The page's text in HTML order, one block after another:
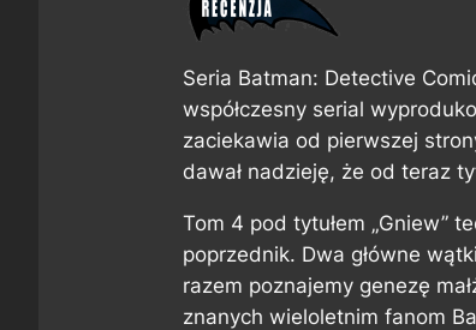
Seria Batman: Detective
współczesny serial
zaciekawia od pierwszej
dawał nadzieję, że od teraz
Tom 4 pod tytułem „Gniew”
poprzednik. Dwa główne
razem poznajemy genezę
znanych wieloletnim fanom